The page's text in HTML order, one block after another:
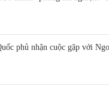
phủ nhận cuộc gặp với